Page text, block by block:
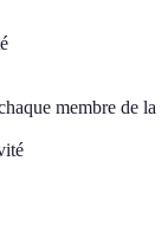
membre de la